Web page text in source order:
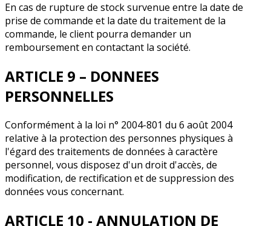
En cas de rupture de stock survenue entre la date de
prise de commande et la date du traitement de la
commande, le client pourra demander un
remboursement en contactant la société.
ARTICLE 9 – DONNEES
PERSONNELLES
Conformément à la loi n° 2004-801 du 6 août 2004
relative à la protection des personnes physiques à
l'égard des traitements de données à caractère
personnel, vous disposez d'un droit d'accès, de
modification, de rectification et de suppression des
données vous concernant.
ARTICLE 10 - ANNULATION DE